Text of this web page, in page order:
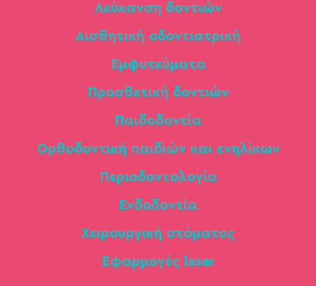
Λεύκανση δοντιών
Αισθητική οδοντιατρική
Εμφυτεύματα
Προσθετική δοντιών
Παιδοδοντία
Ορθοδοντική παιδιών και ενηλίκων
Περιοδοντολογία
Ενδοδοντία
Χειρουργική στόματος
Εφαρμογές laser